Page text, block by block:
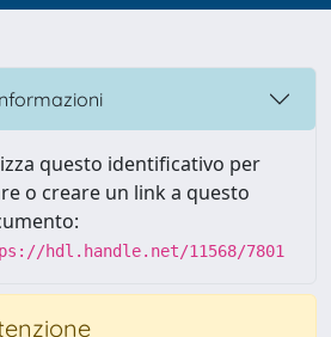
questo identificativo per
o creare un link a questo
hdl.handle.net/11568/7801